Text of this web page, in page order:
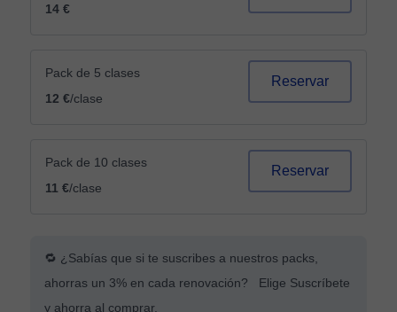
14 €
Pack de 5 clases
12 €/clase
Reservar
Pack de 10 clases
11 €/clase
Reservar
🔁 ¿Sabías que si te suscribes a nuestros packs,
ahorras un 3% en cada renovación? Elige Suscríbete
y ahorra al comprar.